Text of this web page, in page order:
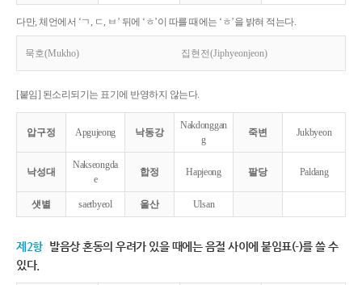
다만, 체언에서 ‘ㄱ, ㄷ, ㅂ’ 뒤에 ‘ㅎ’이 따를 때에는 ‘ㅎ’을 밝혀 적는다.
묵호(Mukho) 집현전(Jiphyeonjeon)
[붙임] 된소리되기는 표기에 반영하지 않는다.
압구정 Apgujeong 낙동강
Nakdonggan
g
죽변 Jukbyeon
낙성대
Nakseongda
e
합정 Hapjeong 팔당 Paldang
샛별 saetbyeol 울산 Ulsan
제2항 발음상 혼동의 우려가 있을 때에는 음절 사이에 붙임표(-)를 쓸 수
있다.